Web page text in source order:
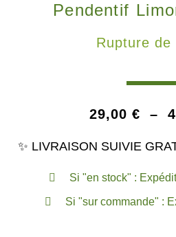
Pendentif
Rupture de
29,00 € –
✨ LIVRAISON SUIVIE
Si "en stock" :
Si "sur commande" :